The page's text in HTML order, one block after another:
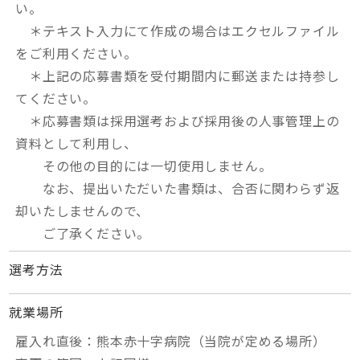
い。
＊テキスト入力にて作成の場合はエクセルファイル
をご利用ください。
＊上記の応募書類を受付期間内に郵送または持参し
てください。
＊応募書類は採用選考および採用後の人事管理上の
資料として利用し、
その他の目的には一切使用しません。
なお、提出いただいた書類は、合否に関わらず返
却いたしませんので、
ご了承ください。
選考方法
就業場所
雇入れ直後：熊本赤十字病院（当院が定める場所）